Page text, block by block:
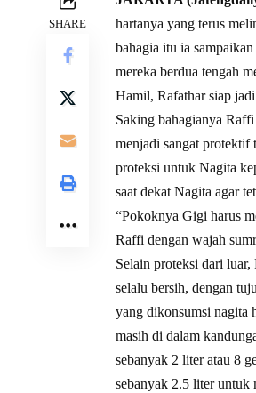
SHARE
hartanya yang terus
bahagia itu ia
mereka berdua tengah
Hamil, Rafathar siap
Saking bahagianya
menjadi sangat protektif
proteksi untuk Nagita
saat dekat Nagita agar
“Pokoknya Gigi harus
Raffi dengan wajah
Selain proteksi dari
selalu bersih, dengan
yang dikonsumsi nagita
masih di dalam
sebanyak 2 liter atau 8
sebanyak 2.5 liter untuk